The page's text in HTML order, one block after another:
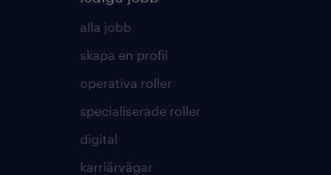
alla jobb
skapa en profil
operativa roller
specialiserade roller
digital
karriärvägar